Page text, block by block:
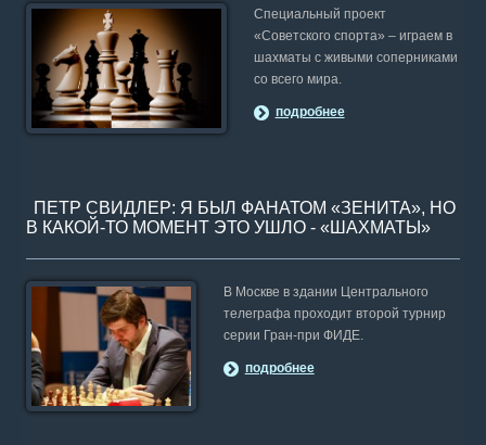
Специальный проект
«Советского спорта» – играем в
шахматы с живыми соперниками
со всего мира.
подробнее
ПЕТР СВИДЛЕР: Я БЫЛ ФАНАТОМ «ЗЕНИТА», НО
В КАКОЙ-ТО МОМЕНТ ЭТО УШЛО - «ШАХМАТЫ»
В Москве в здании Центрального
телеграфа проходит второй турнир
серии Гран-при ФИДЕ.
подробнее